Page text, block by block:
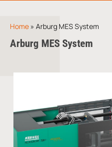
Home » Arburg MES System
Arburg MES System